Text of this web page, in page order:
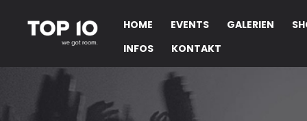
HOME EVENTS GALERIEN
INFOS
KONTAKT